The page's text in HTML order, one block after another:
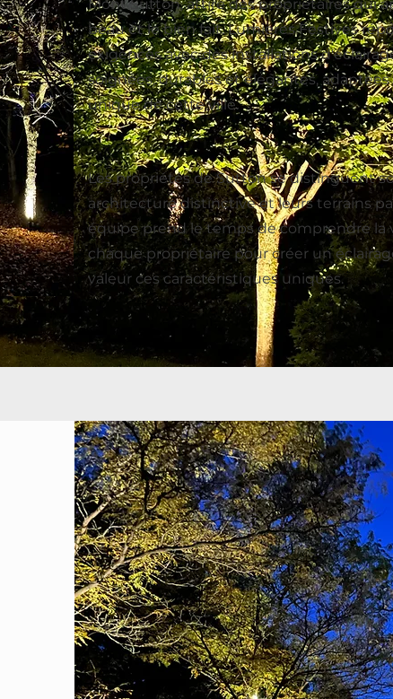
Mont Sutton, attire des propriétaires qui
beau et le bien fait. Lumières Festives
exigences avec des installations
soignées, durables et élégantes,
unique de cette ville.
Les propriétés de Sutton se distinguent
architecture distinctive et leurs terrains
équipe prend le temps de comprendre la
chaque propriétaire pour créer un
valeur ces caractéristiques uniques.